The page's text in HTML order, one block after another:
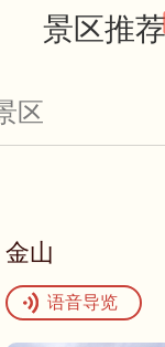
景区推荐
区
金山
语音导览